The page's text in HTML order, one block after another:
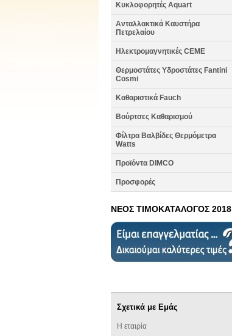
Κυκλοφορητές Aquart
Ανταλλακτικά Καυστήρα
Πετρελαίου
Ηλεκτρομαγνητικές CEME
Θερμοστάτες Υδροστάτες Fantini
Cosmi
Καθαριστικά Fauch
Βούρτσες Καθαρισμού
Φίλτρα Βαλβίδες Θερμόμετρα
Watts
Προϊόντα DIMCO
Προσφορές
ΝΕΟΣ ΤΙΜΟΚΑΤΑΛΟΓΟΣ 2018
Σχετικά με Εμάς
Η εταιρία